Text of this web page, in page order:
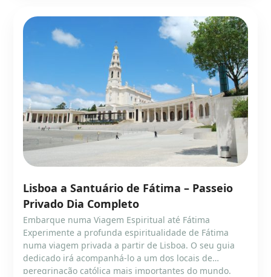
Lisboa a Santuário de Fátima – Passeio
Privado Dia Completo
Embarque numa Viagem Espiritual até Fátima
Experimente a profunda espiritualidade de Fátima
numa viagem privada a partir de Lisboa. O seu guia
dedicado irá acompanhá-lo a um dos locais de
peregrinação católica mais importantes do mundo.